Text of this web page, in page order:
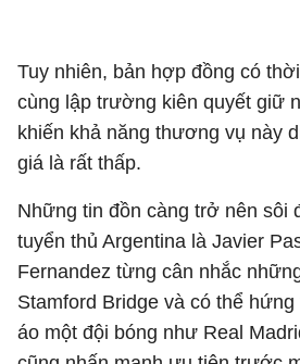
Tuy nhiên, bản hợp đồng có
cùng lập trường kiên quyết giữ
khiến khả năng thương vụ này
giá là rất thấp.
Những tin đồn càng trở nên sôi
tuyển thủ Argentina là Javier
Fernandez từng cân nhắc
Stamford Bridge và có thể
áo một đội bóng như Real